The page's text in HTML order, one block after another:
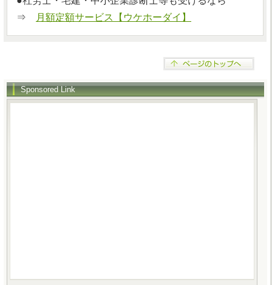
⇒
月額定額サービス【ウケホーダイ】
Sponsored Link